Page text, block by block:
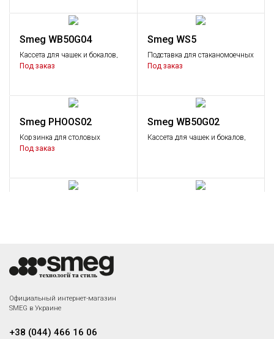
Smeg WB50G04
Кассета для чашек и бокалов,
максимальный Ø135 мм.
Под заказ
Smeg WS5
Подставка для стаканомоечных
машин.
Под заказ
Smeg PHOOS02
Корзинка для столовых
приборов прямоугольная
Под заказ
Smeg WB50G02
Кассета для чашек и бокалов,
Кассета для 18 тарелок Ø250
мм и подносов.
Под заказ
Официальный интернет-магазин
SMEG в Украине
+38 (044) 466 16 06